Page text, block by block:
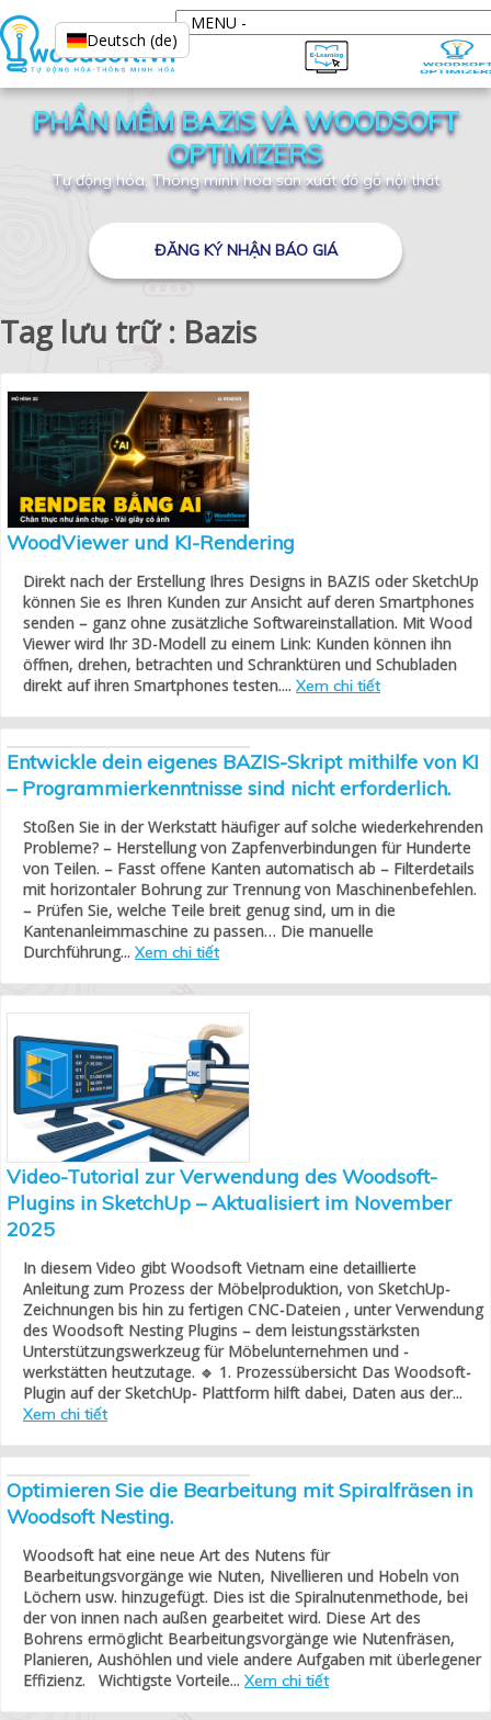
PHẦN MỀM BAZIS VÀ WOODSOFT
OPTIMIZERS
Tự động hóa, Thông minh hóa sản xuất đồ gỗ nội thất
ĐĂNG KÝ NHẬN BÁO GIÁ
Tag lưu trữ : Bazis
WoodViewer und KI-Rendering
Direkt nach der Erstellung Ihres Designs in BAZIS oder SketchUp
können Sie es Ihren Kunden zur Ansicht auf deren Smartphones
senden – ganz ohne zusätzliche Softwareinstallation. Mit Wood
Viewer wird Ihr 3D-Modell zu einem Link: Kunden können ihn
öffnen, drehen, betrachten und Schranktüren und Schubladen
direkt auf ihren Smartphones testen.... Xem chi tiết
Entwickle dein eigenes BAZIS-Skript mithilfe von KI
– Programmierkenntnisse sind nicht erforderlich.
Stoßen Sie in der Werkstatt häufiger auf solche wiederkehrenden
Probleme? – Herstellung von Zapfenverbindungen für Hunderte
von Teilen. – Fasst offene Kanten automatisch ab – Filterdetails
mit horizontaler Bohrung zur Trennung von Maschinenbefehlen.
– Prüfen Sie, welche Teile breit genug sind, um in die
Kantenanleimmaschine zu passen… Die manuelle
Durchführung... Xem chi tiết
Video-Tutorial zur Verwendung des Woodsoft-
Plugins in SketchUp – Aktualisiert im November
2025
In diesem Video gibt Woodsoft Vietnam eine detaillierte
Anleitung zum Prozess der Möbelproduktion, von SketchUp-
Zeichnungen bis hin zu fertigen CNC-Dateien , unter Verwendung
des Woodsoft Nesting Plugins – dem leistungsstärksten
Unterstützungswerkzeug für Möbelunternehmen und -
werkstätten heutzutage. 🔹 1. Prozessübersicht Das Woodsoft-
Plugin auf der SketchUp- Plattform hilft dabei, Daten aus der...
Xem chi tiết
Optimieren Sie die Bearbeitung mit Spiralfräsen in
Woodsoft Nesting.
Woodsoft hat eine neue Art des Nutens für
Bearbeitungsvorgänge wie Nuten, Nivellieren und Hobeln von
Löchern usw. hinzugefügt. Dies ist die Spiralnutenmethode, bei
der von innen nach außen gearbeitet wird. Diese Art des
Bohrens ermöglicht Bearbeitungsvorgänge wie Nutenfräsen,
Planieren, Aushöhlen und viele andere Aufgaben mit überlegener
Effizienz. Wichtigste Vorteile... Xem chi tiết
Deutsch (de)